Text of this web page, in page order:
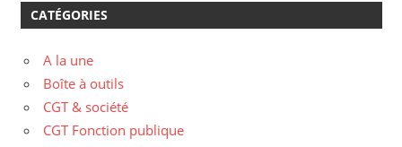
CATÉGORIES
A la une
Boîte à outils
CGT & société
CGT Fonction publique